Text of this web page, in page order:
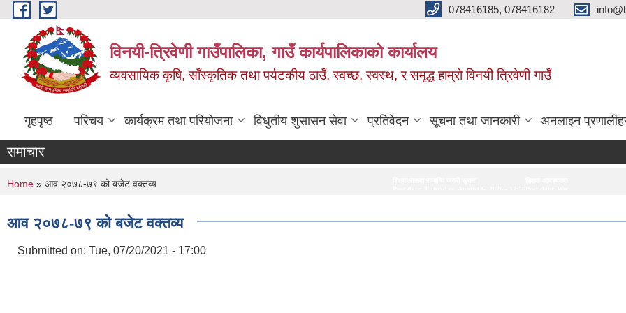
Skip to main content 078416185, 078416182
विनयी-त्रिवेणी गाउँपालिका, गाउँ कार्यपालिकाको कार्यालय
व्यवसायिक कृषि, साँस्कृतिक तथा पर्यटकीय ठाउँ, स्वच्छ, स्वस्थ, र समृद्ध हाम्रो विनयी त्रिवेणी गाउँ
गृहपृष्ठ परिचय कार्यक्रम तथा परियोजना विधुतीय शुसासन सेवा प्रतिवेदन सूचना तथा जानकारी अनलाइन
समाचार
You are here
Home » आव २०७८-७९ को बजेट वक्तव्य
आव २०७८-७९ को बजेट वक्तव्य
Submitted on: Tue, 07/20/2021 - 17:00